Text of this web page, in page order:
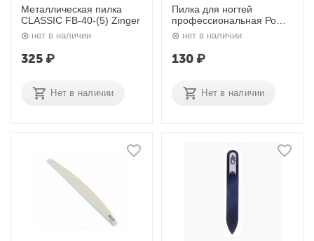
Металлическая пилка
CLASSIC FB-40-(5) Zinger
нет в наличии
325₽
Нет в наличии
Пилка для ногтей
профессиональная Ромб
100/180 грит 9100636К
Dewal
нет в наличии
130₽
Нет в наличии